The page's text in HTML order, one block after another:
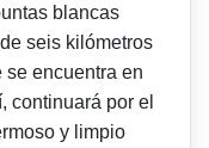
blancas
seis kilómetros
se encuentra en
continuará por el
y limpio